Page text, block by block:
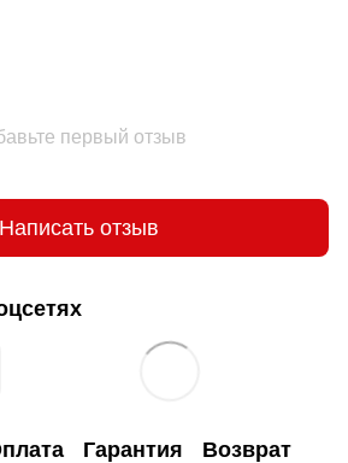
первый отзыв
Написать отзыв
Гарантия Возврат